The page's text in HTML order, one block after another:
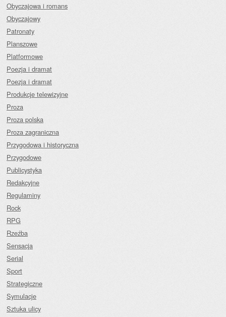
Obyczajowa i romans
Obyczajowy
Patronaty
Planszowe
Platformowe
Poezja i dramat
Poezja i dramat
Produkcje telewizyjne
Proza
Proza polska
Proza zagraniczna
Przygodowa i historyczna
Przygodowe
Publicystyka
Redakcyjne
Regulaminy
Rock
RPG
Rzeźba
Sensacja
Serial
Sport
Strategiczne
Symulacje
Sztuka ulicy